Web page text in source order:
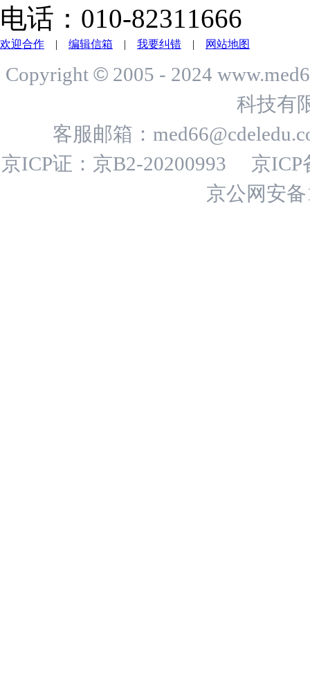
电话：010-82311666
欢迎合作 | 编辑信箱 | 我要纠错 | 网站地图
Copyright © 2005 - 2024
科技有
客服邮箱：
京ICP证：京B2-20200993
京ICP
京公网安备